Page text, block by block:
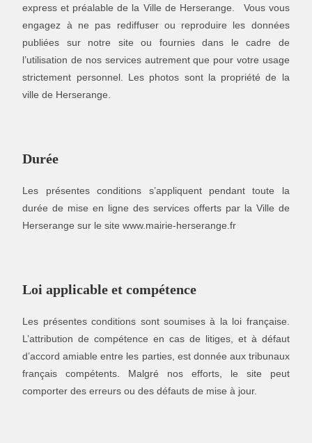
express et préalable de la Ville de Herserange. Vous vous
engagez à ne pas rediffuser ou reproduire les données
publiées sur notre site ou fournies dans le cadre de
l’utilisation de nos services autrement que pour votre usage
strictement personnel. Les photos sont la propriété de la
ville de Herserange.
Durée
Les présentes conditions s’appliquent pendant toute la
durée de mise en ligne des services offerts par la Ville de
Herserange sur le site www.mairie-herserange.fr
Loi applicable et compétence
Les présentes conditions sont soumises à la loi française.
L’attribution de compétence en cas de litiges, et à défaut
d’accord amiable entre les parties, est donnée aux tribunaux
français compétents. Malgré nos efforts, le site peut
comporter des erreurs ou des défauts de mise à jour.